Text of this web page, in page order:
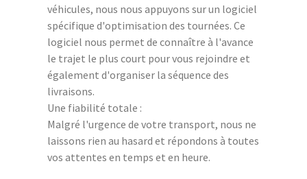
véhicules, nous nous appuyons sur un logiciel
spécifique d'optimisation des tournées. Ce
logiciel nous permet de connaître à l'avance
le trajet le plus court pour vous rejoindre et
également d'organiser la séquence des
livraisons.
Une fiabilité totale :
Malgré l'urgence de votre transport, nous ne
laissons rien au hasard et répondons à toutes
vos attentes en temps et en heure.